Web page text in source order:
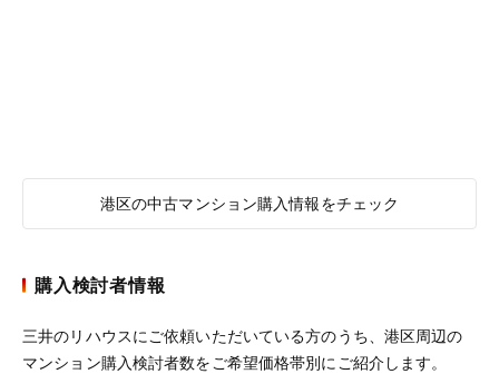
港区の中古マンション購入情報をチェック
購入検討者情報
三井のリハウスにご依頼いただいている方のうち、港区周辺の
マンション購入検討者数をご希望価格帯別にご紹介します。